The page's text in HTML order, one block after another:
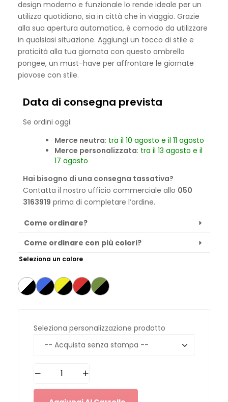
design moderno e funzionale lo rende ideale per un
utilizzo quotidiano, sia in città che in viaggio. Grazie
alla sua apertura automatica, è comodo da utilizzare
in qualsiasi situazione. Aggiungi un tocco di stile e
praticità alla tua giornata con questo ombrello
pongee, un must-have per affrontare le giornate
piovose con stile.
Data di consegna prevista
Se ordini oggi:
Merce neutra: tra il 10 agosto e il 11 agosto
Merce personalizzata: tra il 13 agosto e il
17 agosto
Hai bisogno di una consegna tassativa?
Contatta il nostro ufficio commerciale allo 050
3163919 prima di completare l’ordine.
Come ordinare?
Come ordinare con più colori?
Seleziona un colore
Seleziona personalizzazione prodotto